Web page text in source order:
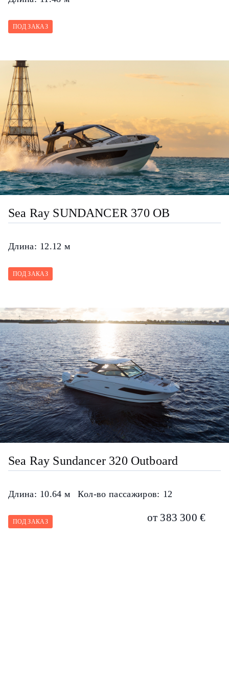
ПОД ЗАКАЗ
Sea Ray SUNDANCER 370 OB
Длина: 12.12 м
ПОД ЗАКАЗ
Sea Ray Sundancer 320 Outboard
Длина: 10.64 м Кол-во пассажиров: 12
ПОД ЗАКАЗ от 383 300 €